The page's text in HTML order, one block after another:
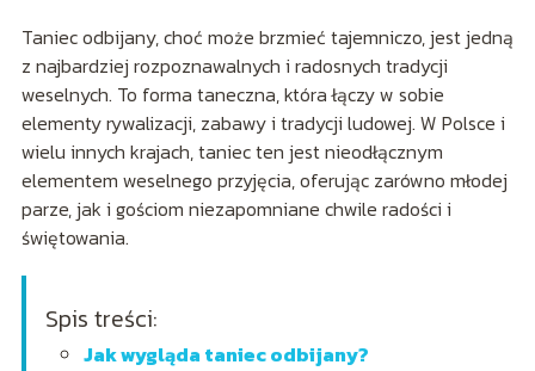
Taniec odbijany, choć może brzmieć tajemniczo, jest jedną
z najbardziej rozpoznawalnych i radosnych tradycji
weselnych. To forma taneczna, która łączy w sobie
elementy rywalizacji, zabawy i tradycji ludowej. W Polsce i
wielu innych krajach, taniec ten jest nieodłącznym
elementem weselnego przyjęcia, oferując zarówno młodej
parze, jak i gościom niezapomniane chwile radości i
świętowania.
Spis treści:
Jak wygląda taniec odbijany?